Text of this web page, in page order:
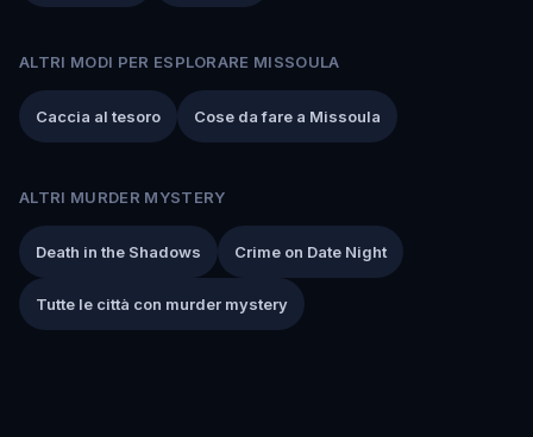
ALTRI MODI PER ESPLORARE MISSOULA
Caccia al tesoro Cose da fare a Missoula
ALTRI MURDER MYSTERY
Death in the Shadows Crime on Date Night
Tutte le città con murder mystery